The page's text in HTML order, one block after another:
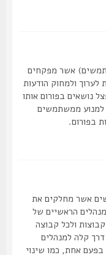
אשר מפקחים
ולמחוק הודעות
בפורום אותו
ממשתמשים
מחלקים את
הראשיים של
ולכל קבוצה
למנהלים
כמו שינוי